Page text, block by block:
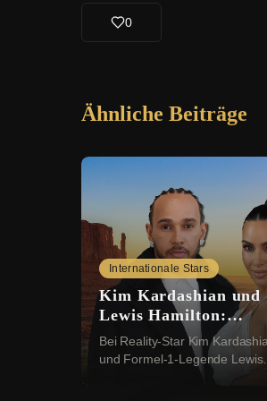
0
Ähnliche Beiträge
Internationale Stars
Kim Kardashian und
Lewis Hamilton:
Romantik in der
Bei Reality-Star Kim
und Formel-1-Legende Lewis